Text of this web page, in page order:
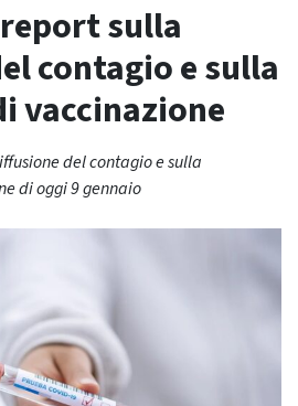
sulla
contagio e sulla
vaccinazione
del contagio e sulla
di oggi 9 gennaio